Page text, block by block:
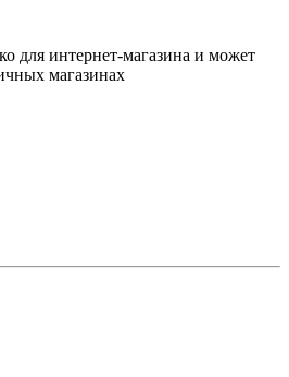
для интернет-магазина и может
магазинах